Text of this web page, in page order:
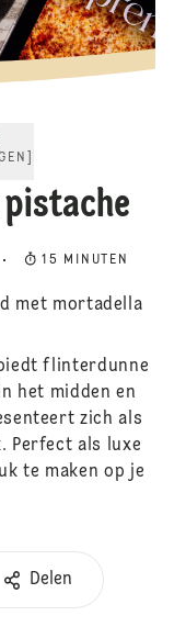
4.5. Click to rate.
15 MINUTEN
met mortadella
flinterdunne
het midden en
zich als
Perfect als luxe
te maken op je
Delen